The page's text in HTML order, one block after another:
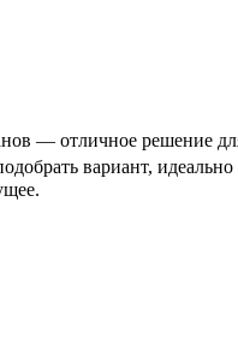
— отличное решение
вариант,